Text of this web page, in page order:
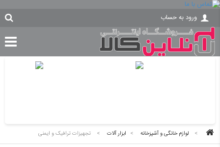
ورود به حساب
> لوازم خانگی و آشپزخانه > ابزار آلات > تجهیزات ترافیک و ایمنی